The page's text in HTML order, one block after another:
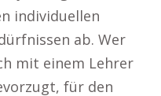
individuellen
ab. Wer
mit einem Lehrer
für den